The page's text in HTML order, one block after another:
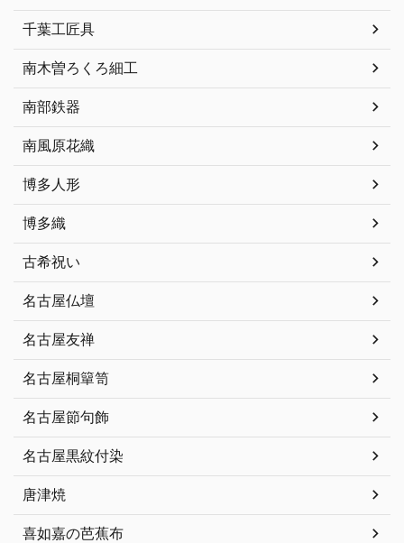
千葉工匠具
南木曽ろくろ細工
南部鉄器
南風原花織
博多人形
博多織
古希祝い
名古屋仏壇
名古屋友禅
名古屋桐簞笥
名古屋節句飾
名古屋黒紋付染
唐津焼
喜如嘉の芭蕉布